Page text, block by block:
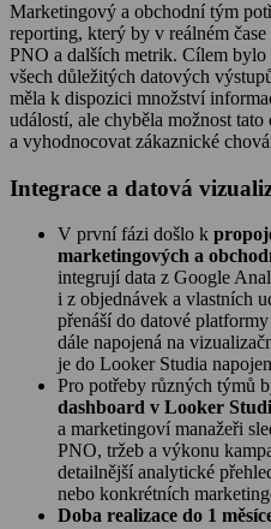
Marketingový a obchodní tým
reporting, který by v reálném
PNO a dalších metrik. Cílem bylo
všech důležitých datových
měla k dispozici množství
událostí, ale chyběla možnost
a vyhodnocovat zákaznické
Integrace a datová
V první fázi došlo k
marketingových a
integrují data z Google
i z objednávek a vlastních
přenáší do datové platformy
dále napojená na
je do Looker Studia
Pro potřeby různých týmů
dashboard v Looker
a marketingoví manažeři
PNO, tržeb a výkonu
detailnější analytické
nebo konkrétních
Doba realizace do 1